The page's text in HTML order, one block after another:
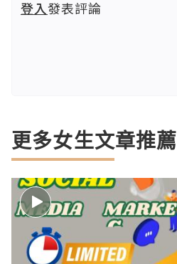
登入發表評論
更多女生文章推薦